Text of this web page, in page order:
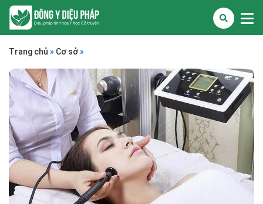
Trang chủ » Cơ sở »